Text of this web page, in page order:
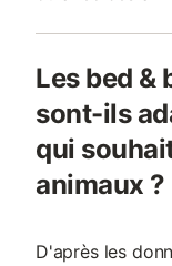
Les bed &
sont-ils
qui
animaux ?
D'après les